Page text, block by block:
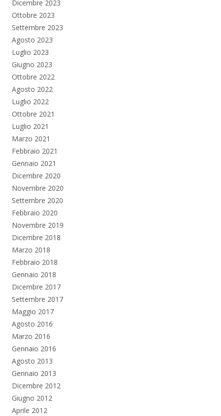
Dicembre 2023
Ottobre 2023
Settembre 2023
Agosto 2023
Luglio 2023
Giugno 2023
Ottobre 2022
Agosto 2022
Luglio 2022
Ottobre 2021
Luglio 2021
Marzo 2021
Febbraio 2021
Gennaio 2021
Dicembre 2020
Novembre 2020
Settembre 2020
Febbraio 2020
Novembre 2019
Dicembre 2018
Marzo 2018
Febbraio 2018
Gennaio 2018
Dicembre 2017
Settembre 2017
Maggio 2017
Agosto 2016
Marzo 2016
Gennaio 2016
Agosto 2013
Gennaio 2013
Dicembre 2012
Giugno 2012
Aprile 2012